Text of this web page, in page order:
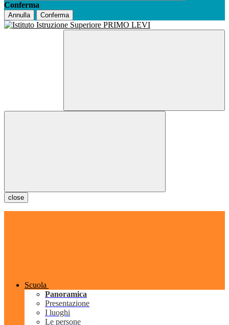
Conferma
Annulla Conferma
close
Scuola
Panoramica
Presentazione
I luoghi
Le persone